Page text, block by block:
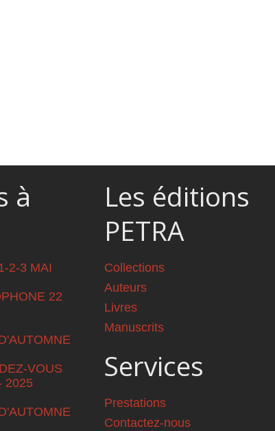
à
2-3 MAI
22
VOUS
2025
Les éditions
PETRA
Collections
Auteurs
Livres
Manuscrits
Services
Prestations
Contactez-nous